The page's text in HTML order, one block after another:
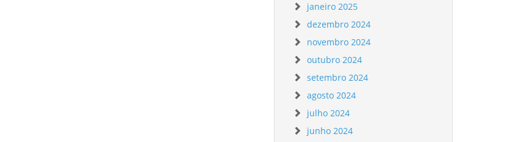
janeiro 2025
dezembro 2024
novembro 2024
outubro 2024
setembro 2024
agosto 2024
julho 2024
junho 2024